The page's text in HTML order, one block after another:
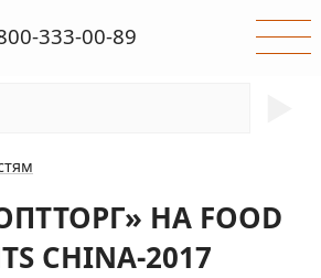
НА FOOD
CHINA-2017
333-00-89